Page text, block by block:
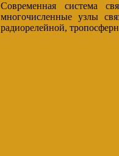
Современная система
многочисленные узлы
радиорелейной,